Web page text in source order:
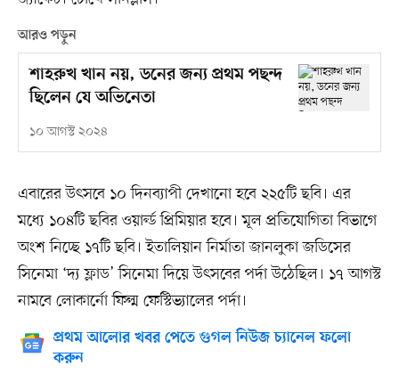
আরও পড়ুন
শাহরুখ খান নয়, ডনের জন্য প্রথম পছন্দ
ছিলেন যে অভিনেতা
১০ আগস্ট ২০২৪
এবারের উৎসবে ১০ দিনব্যাপী দেখানো হবে ২২৫টি ছবি। এর
মধ্যে ১০৪টি ছবির ওয়ার্ল্ড প্রিমিয়ার হবে। মূল প্রতিযোগিতা বিভাগে
অংশ নিচ্ছে ১৭টি ছবি। ইতালিয়ান নির্মাতা জানলুকা জডিসের
সিনেমা ‘দ্য ফ্লাড’ সিনেমা দিয়ে উৎসবের পর্দা উঠেছিল। ১৭ আগস্ট
নামবে লোকার্নো ফিল্ম ফেস্টিভ্যালের পর্দা।
প্রথম আলোর খবর পেতে গুগল নিউজ চ্যানেল ফলো
করুন